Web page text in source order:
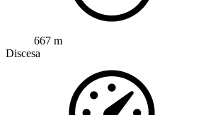
667 m
Discesa